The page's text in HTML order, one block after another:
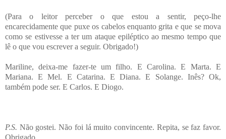
(Para o leitor perceber o que estou a sentir, peço-lhe
encarecidamente que puxe os cabelos enquanto grita e que se mova
como se estivesse a ter um ataque epiléptico ao mesmo tempo que
lê o que vou escrever a seguir. Obrigado!)
Mariline, deixa-me fazer-te um filho. E Carolina. E Marta. E
Mariana. E Mel. E Catarina. E Diana. E Solange. Inês? Ok,
também pode ser. E Carlos. E Diogo.
P.S. Não gostei. Não foi lá muito convincente. Repita, se faz favor.